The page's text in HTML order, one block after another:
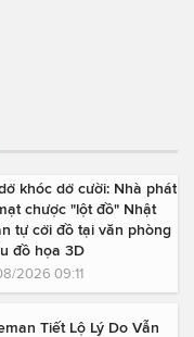
khóc dở cười: Nhà phát
chược "lột đồ" Nhật
tự cởi đồ tại văn phòng
đồ họa 3D
2026 09:11
Tiết Lộ Lý Do Vẫn